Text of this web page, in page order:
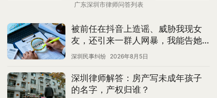
广东深圳市律师问答列表
被前任在抖音上造谣、威胁我现女
友，还引来一群人网暴，我能告她
名誉侵权吗？
深圳民事纠纷 2026年8月5日
深圳律师解答：房产写未成年孩子
的名字，产权归谁？